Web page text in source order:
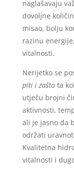
naglašavaju
dovoljne
misao, bolju
razinu
vitalnosti.
Nerijetko se
piti i zaštota
utječu brojni
aktivnosti,
ali je jasno da
održati
Kvalitetna
vitalnosti i